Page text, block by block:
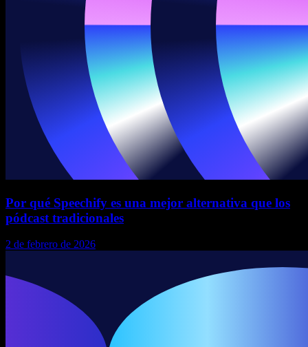
Por qué Speechify es una mejor alternativa que los
pódcast tradicionales
2 de febrero de 2026